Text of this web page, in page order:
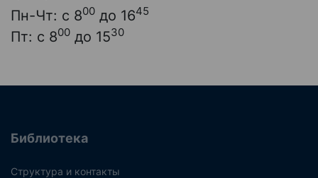
Пн-Чт: с 800 до 1645
Пт: с 800 до 1530
Библиотека
Структура и контакты